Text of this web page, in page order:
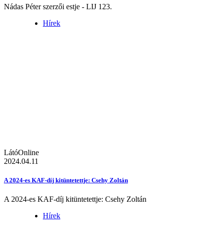
Nádas Péter szerzői estje - LIJ 123.
Hírek
LátóOnline
2024.04.11
A 2024-es KAF-díj kitüntetettje: Csehy Zoltán
A 2024-es KAF-díj kitüntetettje: Csehy Zoltán
Hírek